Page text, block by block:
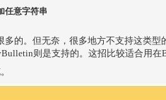
任意字符串
的。但无奈，很多地方不支持这类型
则是支持的。这招比较适合用在